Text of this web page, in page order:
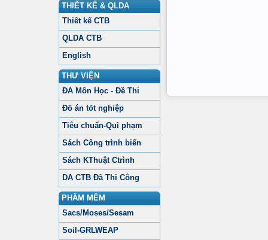
THIẾT KẾ & QLDA
Thiết kế CTB
QLDA CTB
English
THƯ VIỆN
ĐA Môn Học - Đề Thi
Đồ án tốt nghiệp
Tiêu chuẩn-Qui phạm
Sách Công trình biển
Sách KThuật Ctrình
DA CTB Đã Thi Công
PHẦM MỀM
Sacs/Moses/Sesam
Soil-GRLWEAP